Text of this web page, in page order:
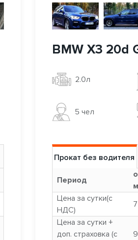
BMW X3 20d
2.0л
5 чел
Прокат без водителя
Период
Цена за сутки(с
НДС)
Цена за сутки +
доп. страховка (с